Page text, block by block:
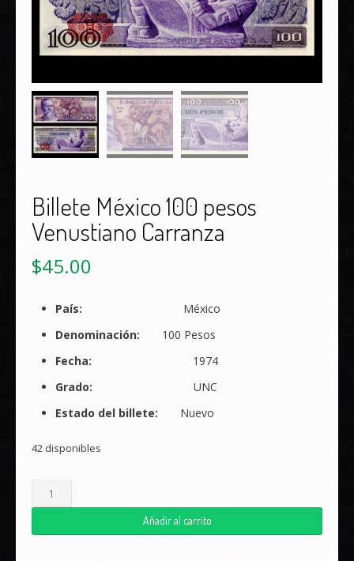
Billete México 100 pesos
Venustiano Carranza
$45.00
País:
México
Denominación: 100 Pesos
Fecha: 1974
Grado: UNC
Estado del billete:
Nuevo
42 disponibles
Billete
pesos
Añadir al carrito